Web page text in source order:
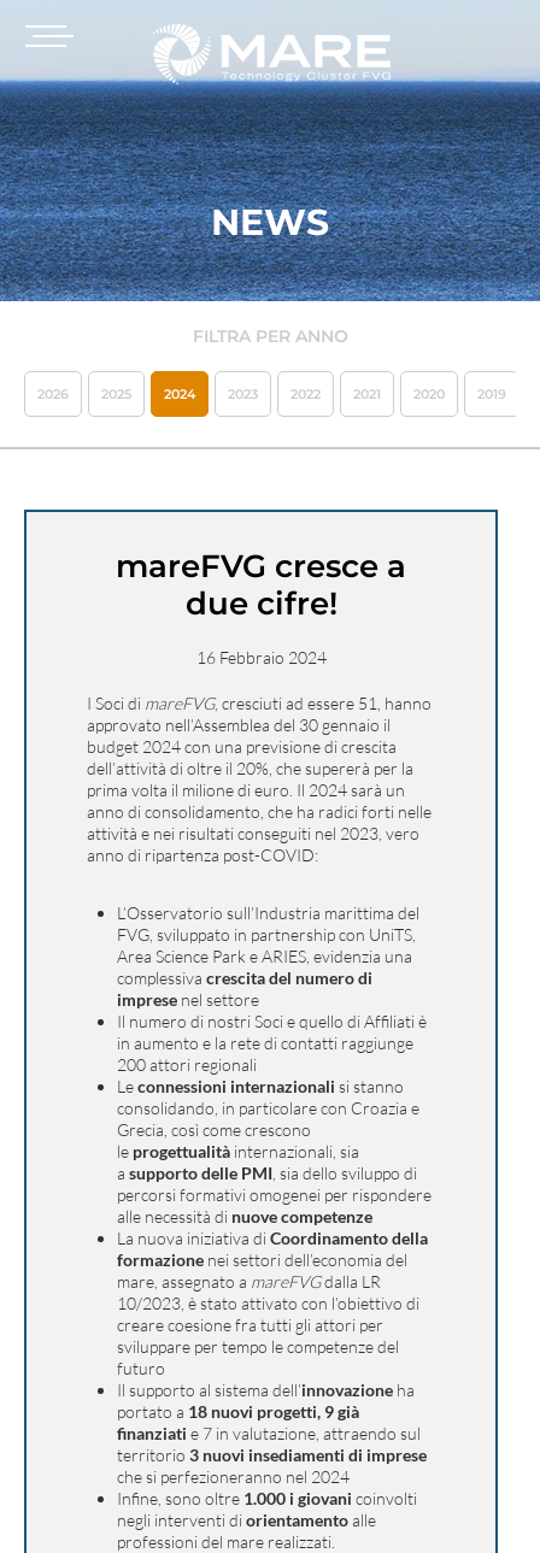
NEWS
FILTRA PER ANNO
2026 2025 2024 2023 2022 2021 2020 2019
mareFVG cresce a
due cifre!
16 Febbraio 2024
I Soci di mareFVG, cresciuti ad essere 51, hanno
approvato nell’Assemblea del 30 gennaio il
budget 2024 con una previsione di crescita
dell’attività di oltre il 20%, che supererà per la
prima volta il milione di euro. Il 2024 sarà un
anno di consolidamento, che ha radici forti nelle
attività e nei risultati conseguiti nel 2023, vero
anno di ripartenza post-COVID:
L’Osservatorio sull’Industria marittima del
FVG, sviluppato in partnership con UniTS,
Area Science Park e ARIES, evidenzia una
complessiva crescita del numero di
imprese nel settore
Il numero di nostri Soci e quello di Affiliati è
in aumento e la rete di contatti raggiunge
200 attori regionali
Leconnessioni internazionali si stanno
consolidando, in particolare con Croazia e
Grecia, così come crescono
le progettualità internazionali, sia
a supporto delle PMI , sia dello sviluppo di
percorsi formativi omogenei per rispondere
alle necessità di nuove competenze
La nuova iniziativa diCoordinamento della
formazione nei settori dell’economia del
mare, assegnato a mareFVGdalla LR
10/2023, è stato attivato con l’obiettivo di
creare coesione fra tutti gli attori per
sviluppare per tempo le competenze del
futuro
Il supporto al sistema dell’innovazione ha
portato a 18 nuovi progetti, 9 già
finanziati e 7 in valutazione, attraendo sul
territorio 3 nuovi insediamenti di imprese
che si perfezioneranno nel 2024
Infine, sono oltre 1.000 i giovani coinvolti
negli interventi diorientamentoalle
professioni del mare realizzati.